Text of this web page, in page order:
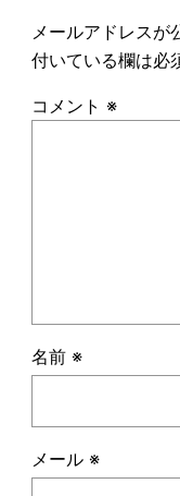
メールアドレスが
付いている欄は必
コメント ※
名前 ※
メール ※